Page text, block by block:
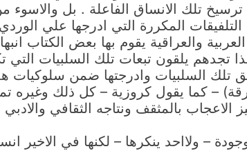
تلك الانساق الفاعلة . بل والاسوء
التلفيقات المكررة التي ادرجها علي
والعراقية يقوم بها بعض الكتاب
تجدهم يلقون تبعات تلك السلبيات التي
السلبيات وادرجتها ضمن سلوكيات
– كما يقول كروزية – كل ذلك وغيره
بالمثقف ونتاجه الثقافي
– ولااحد ينكرها – لكنها في الاخير